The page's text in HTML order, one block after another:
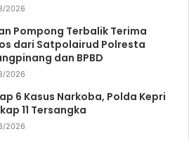
2026
Pompong Terbalik Terima
dari Satpolairud Polresta
dan BPBD
2026
6 Kasus Narkoba, Polda Kepri
11 Tersangka
2026